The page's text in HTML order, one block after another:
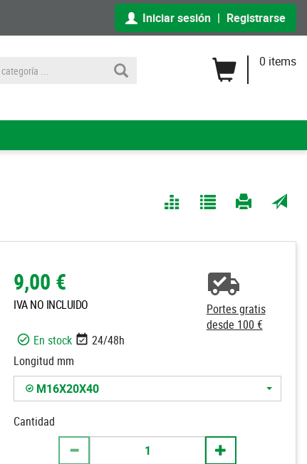
Iniciar sesión | Registrarse
0 items
9,00 €
IVA NO INCLUIDO
Portes gratis
desde 100 €
En stock
24/48h
Longitud mm
M16X20X40
Cantidad